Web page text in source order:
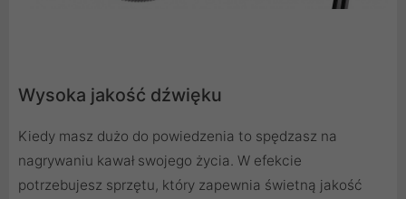
Wysoka jakość dźwięku
Kiedy masz dużo do powiedzenia to spędzasz na
nagrywaniu kawał swojego życia. W efekcie
potrzebujesz sprzętu, który zapewnia świetną jakość